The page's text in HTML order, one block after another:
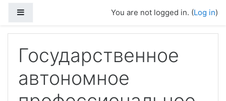
You are not logged in. (Log in)
Государственное
автономное